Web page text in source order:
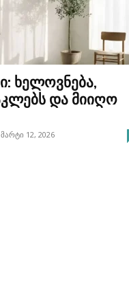
ხელოვნება,
და მიიღო
მარტი 12, 2026